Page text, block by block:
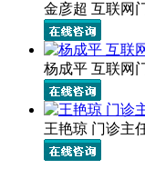
金彦超 互联网
杨成平 互联网
王艳琼 门诊主